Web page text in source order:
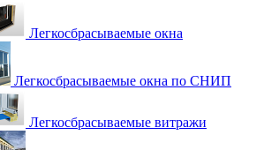
Легкосбрасываемые окна
Легкосбрасываемые окна по СНИП
Легкосбрасываемые витражи